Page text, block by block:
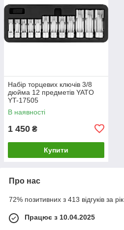
Набір торцевих ключів 3/8
дюйма 12 предметів YATO
YT-17505
В наявності
1 450 ₴
Купити
Про нас
72% позитивних з 413 відгуків за рік
Працює з 10.04.2025